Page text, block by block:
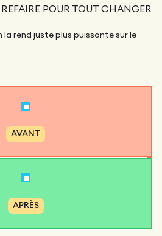
POUR TOUT CHANGER
rend juste plus puissante sur le
AVANT
APRÈS